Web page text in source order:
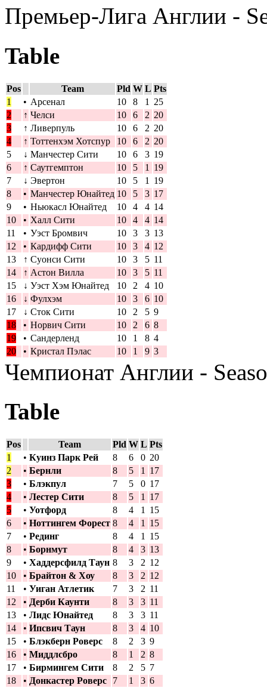
Премьер-Лига Англии -
Table
Pos Team Pld W L Pts
1
• Арсенал 10 8 1
25
2
↑ Челси 10 6 2 20
3
↑ Ливерпуль 10 6 2 20
4
↑ Тоттенхэм Хотспур 10 6 2 20
5
↓ Манчестер Сити 10 6 3 19
6
↑ Саутгемптон 10 5 1
19
7
↓ Эвертон 10 5 1
19
8
• Манчестер Юнайтед 10 5 3 17
9
• Ньюкасл Юнайтед 10 4 4 14
10
• Халл Сити 10 4 4 14
11
• Уэст Бромвич 10 3 3 13
12
• Кардифф Сити 10 3 4 12
13
↑ Суонси Сити 10 3 5 11
14
↑ Астон Вилла 10 3 5 11
15
↓ Уэст Хэм Юнайтед 10 2 4 10
16
↓ Фулхэм 10 3 6 10
17
↓ Сток Сити 10 2 5 9
18
• Норвич Сити 10 2 6 8
19
• Сандерленд 10 1 8 4
20
• Кристал Пэлас 10 1 9 3
Чемпионат Англии -
Table
Pos Team Pld W L Pts
1
• Куинз Парк Рей 8 6 0 20
2
• Бернли 8 5 1
17
3
• Блэкпул 7 5 0 17
4
• Лестер Сити 8 5 1
17
5
• Уотфорд 8 4 1
15
6
• Ноттингем Форест 8 4 1
15
7
• Рединг 8 4 1
15
8
• Борнмут 8 4 3 13
9
• Хаддерсфилд Таун 8 3 2 12
10
• Брайтон & Хоу 8 3 2 12
11
• Уиган Атлетик 7 3 2 11
12
• Дерби Каунти 8 3 3 11
13
• Лидс Юнайтед 8 3 3 11
14
• Ипсвич Таун 8 3 4 10
15
• Блэкберн Роверс 8 2 3 9
16
• Миддлсбро 8 1 2 8
17
• Бирмингем Сити 8 2 5 7
18
• Донкастер Роверс 7 1 3 6